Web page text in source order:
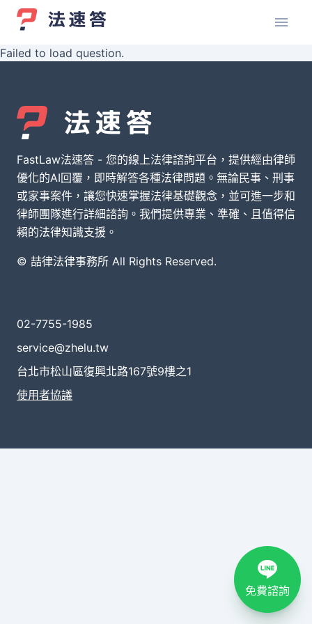
Failed to load question.
FastLaw法速答 - 您的線上法律諮詢平台，提供經由律師
優化的AI回覆，即時解答各種法律問題。無論民事、刑事
或家事案件，讓您快速掌握法律基礎觀念，並可進一步和
律師團隊進行詳細諮詢。我們提供專業、準確、且值得信
賴的法律知識支援。
© 喆律法律事務所 All Rights Reserved.
02-7755-1985
service@zhelu.tw
台北市松山區復興北路167號9樓之1
使用者協議
免費諮詢